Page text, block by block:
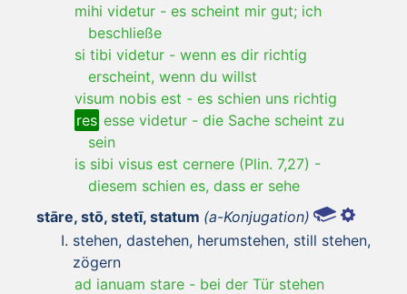
mihi videtur - es scheint mir gut; ich
beschließe
si tibi videtur - wenn es dir richtig
erscheint, wenn du willst
visum nobis est - es schien uns richtig
res esse videtur - die Sache scheint zu
sein
is sibi visus est cernere (Plin. 7,27) -
diesem schien es, dass er sehe
stāre, stō, stetī, statum (a-Konjugation)
stehen, dastehen, herumstehen, still stehen,
zögern
ad ianuam stare - bei der Tür stehen